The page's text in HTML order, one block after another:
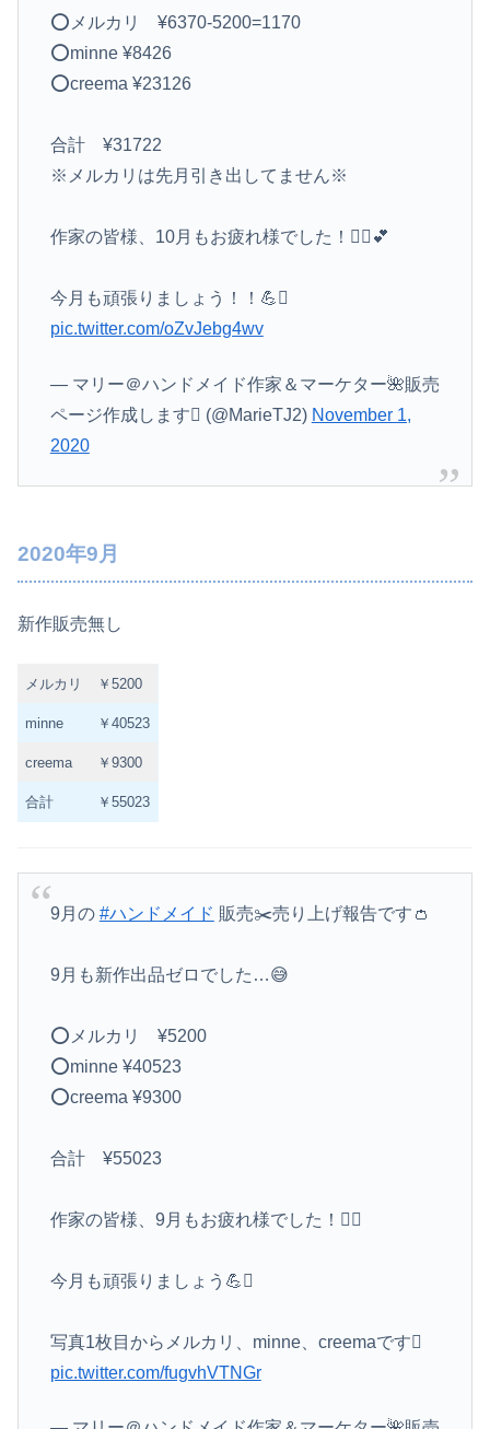
⭕️メルカリ ¥6370-5200=1170
⭕️minne ¥8426
⭕️creema ¥23126
合計 ¥31722
※メルカリは先月引き出してません※
作家の皆様、10月もお疲れ様でした！🙇‍♀️💕
今月も頑張りましょう！！💪
pic.twitter.com/oZvJebg4wv
— マリー＠ハンドメイド作家＆マーケター🌺販売
ページ作成します (@MarieTJ2) November 1,
2020
2020年9月
新作販売無し
メルカリ ￥5200
minne ￥40523
creema ￥9300
合計 ￥55023
9月の #ハンドメイド 販売✂️売り上げ報告です👛
9月も新作出品ゼロでした…😅
⭕️メルカリ ¥5200
⭕️minne ¥40523
⭕️creema ¥9300
合計 ¥55023
作家の皆様、9月もお疲れ様でした！🙇‍♀️
今月も頑張りましょう💪
写真1枚目からメルカリ、minne、creemaです
pic.twitter.com/fugvhVTNGr